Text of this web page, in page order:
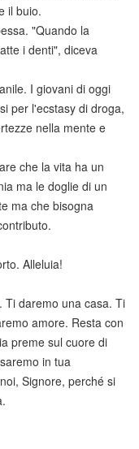
il buio.
"Quando la
i denti", diceva
I giovani di oggi
per l'ecstasy di droga,
nella mente e
che la vita ha un
ma le doglie di un
ma che bisogna
Alleluia!
Ti daremo una casa. Ti
amore. Resta con
preme sul cuore di
in tua
Signore, perché si